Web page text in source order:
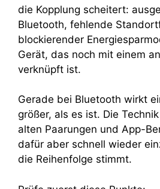
die Kopplung scheitert:
Bluetooth, fehlende
blockierender
Gerät, das noch mit einem
verknüpft ist.
Gerade bei Bluetooth wirkt
größer, als es ist. Die
alten Paarungen und App-
dafür aber schnell wieder
die Reihenfolge stimmt.